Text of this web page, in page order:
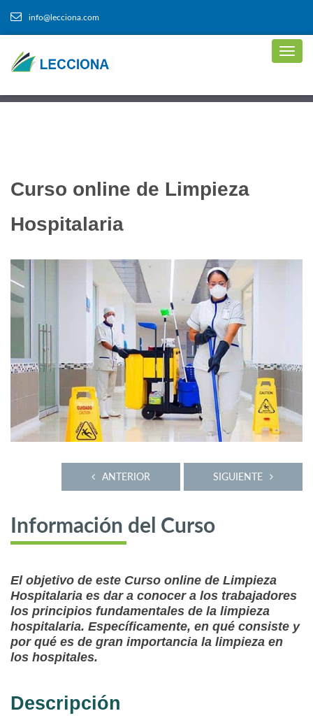
info@lecciona.com
Curso online de Limpieza
Hospitalaria
SIGUIENTE
ANTERIOR
Información del Curso
El objetivo de este Curso online de Limpieza
Hospitalaria es dar a conocer a los trabajadores
los principios fundamentales de la limpieza
hospitalaria. Específicamente, en qué consiste y
por qué es de gran importancia la limpieza en
los hospitales.
Descripción